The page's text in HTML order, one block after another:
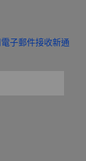
子郵件接收新通